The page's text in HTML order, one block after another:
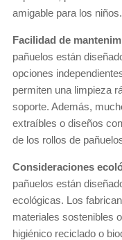
amigable para los niños.
Facilidad de
pañuelos están
opciones
permiten una limpieza
soporte. Además,
extraíbles o diseños
de los rollos de
Consideraciones
pañuelos están
ecológicas. Los
materiales sostenibles
higiénico reciclado o